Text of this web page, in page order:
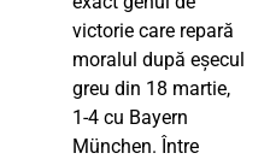
victorie care repară
moralul după eșecul
greu din 18 martie,
1-4 cu Bayern
München. Între